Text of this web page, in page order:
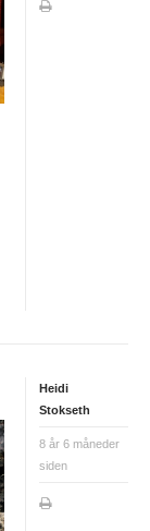
Heidi
Stokseth
8 år 6 måneder
siden